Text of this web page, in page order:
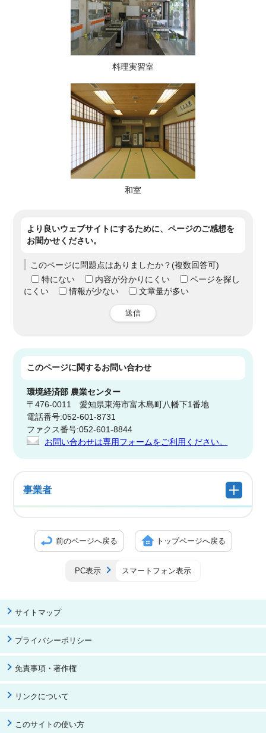
料理実習室
和室
より良いウェブサイトにするために、ページのご感想を
お聞かせください。
このページに問題点はありましたか？(複数回答可)
特にない
内容が分かりにくい
ページを探し
にくい
情報が少ない 文章量が多い
送信
このページに関するお問い合わせ
環境経済部 農業センター
〒476-0011 愛知県東海市富木島町八幡下1番地
電話番号:052-601-8731
ファクス番号:052-601-8844
お問い合わせは専用フォームをご利用ください。
事業者
前のページへ戻る トップページへ戻る
PC表示 スマートフォン表示
サイトマップ
プライバシーポリシー
免責事項・著作権
リンクについて
このサイトの使い方